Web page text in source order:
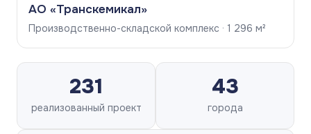
АО «Транскемикал»
Производственно-складской комплекс · 1 296 м²
231
реализованный проект
43
города